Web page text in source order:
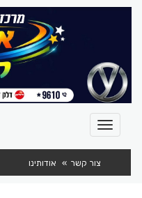
צור קשר אודותינו